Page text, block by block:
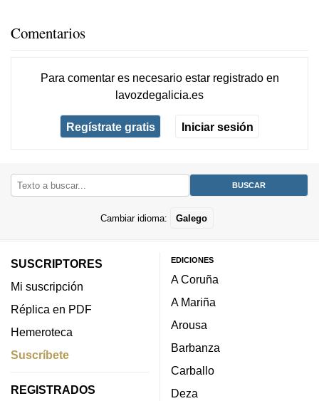
Comentarios
Para comentar es necesario estar registradoen
lavozdegalicia.es
Regístrate gratis Iniciar sesión
Cambiar idioma: Galego
SUSCRIPTORES
Mi suscripción
Réplica en PDF
Hemeroteca
Suscríbete
REGISTRADOS
EDICIONES
A Coruña
A Mariña
Arousa
Barbanza
Carballo
Deza